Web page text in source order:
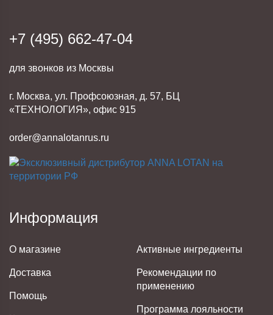
+7 (495) 662-47-04
для звонков из Москвы
г. Москва, ул. Профсоюзная, д. 57, БЦ
«ТЕХНОЛОГИЯ», офис 915
order@annalotanrus.ru
Информация
О магазине
Доставка
Помощь
Активные ингредиенты
Рекомендации по
применению
Программа лояльности